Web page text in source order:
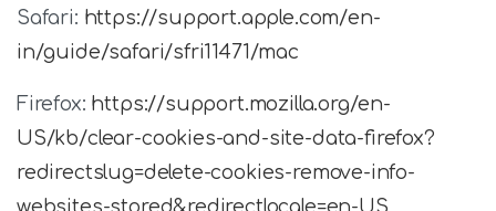
Safari: https://support.apple.com/en-
in/guide/safari/sfri11471/mac
Firefox: https://support.mozilla.org/en-
US/kb/clear-cookies-and-site-data-firefox?
redirectslug=delete-cookies-remove-info-
websites-stored&redirectlocale=en-US